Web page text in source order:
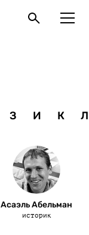
З И К Л
Асаэль Абельман
историк